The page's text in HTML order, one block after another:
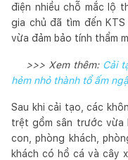
điện nhiều chỗ mắc lộ
gia chủ đã tìm đến
vừa đảm bảo tính thẩm
>>> Xem thêm: Cải
hẻm nhỏ thành tổ ấm
Sau khi cải tạo, các
trệt gồm sân trước vừa
con, phòng khách,
khách có hồ cá và cây